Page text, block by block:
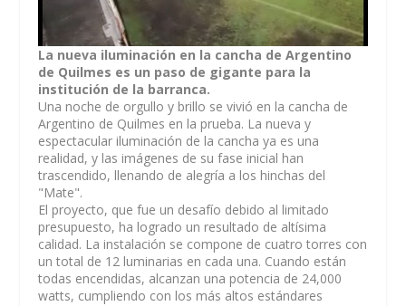
La nueva iluminación en la cancha de Argentino
de Quilmes es un paso de gigante para la
institución de la barranca.
Una noche de orgullo y brillo se vivió en la cancha de
Argentino de Quilmes en la prueba. La nueva y
espectacular iluminación de la cancha ya es una
realidad, y las imágenes de su fase inicial han
trascendido, llenando de alegría a los hinchas del
"Mate".
El proyecto, que fue un desafío debido al limitado
presupuesto, ha logrado un resultado de altísima
calidad. La instalación se compone de cuatro torres con
un total de 12 luminarias en cada una. Cuando están
todas encendidas, alcanzan una potencia de 24,000
watts, cumpliendo con los más altos estándares